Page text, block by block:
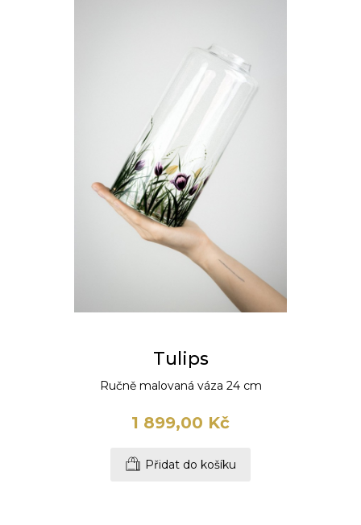
Tulips
Ručně malovaná váza 24 cm
1 899,00 Kč
Přidat do košíku